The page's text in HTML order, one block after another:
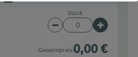
Stück
Artikelanzahl
Gesamtpreis:0,00 €